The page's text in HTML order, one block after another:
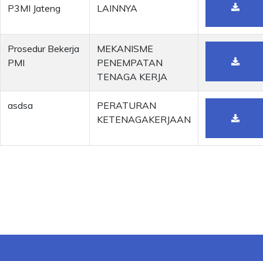
P3MI Jateng
LAINNYA
Prosedur Bekerja
PMI
MEKANISME
PENEMPATAN
TENAGA KERJA
asdsa
PERATURAN
KETENAGAKERJAAN